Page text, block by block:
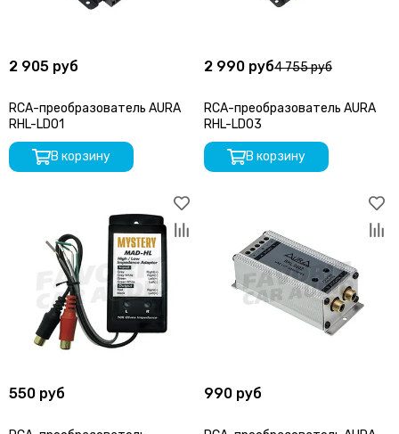
2 905 руб
RCA-преобразователь AURA
RHL-LD01
В корзину
2 990 руб4 755 руб
RCA-преобразователь AURA
RHL-LD03
В корзину
550 руб 990 руб